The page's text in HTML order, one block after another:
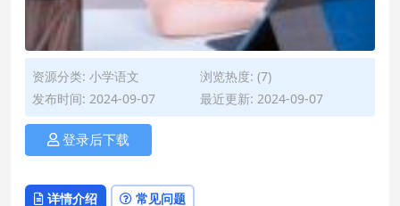
资源分类: 小学语文
浏览热度: (7)
发布时间: 2024-09-07
最近更新: 2024-09-07
登录后下载
详情介绍 常见问题